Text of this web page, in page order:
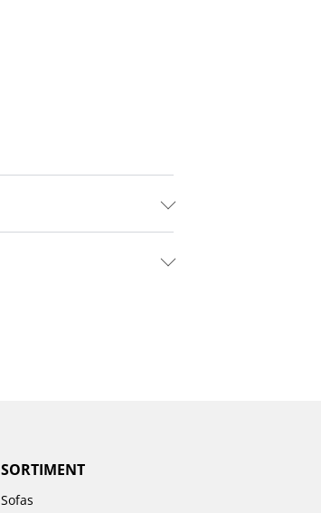
SORTIMENT
Sofas